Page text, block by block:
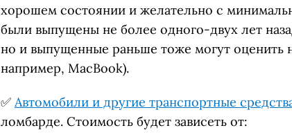
хорошем состоянии и желательно с
были выпущены не более одного-двух лет
но и выпущенные раньше тоже могут оценить
например, MacBook).
✅ Автомобили и другие транспортные
ломбарде. Стоимость будет зависеть от: